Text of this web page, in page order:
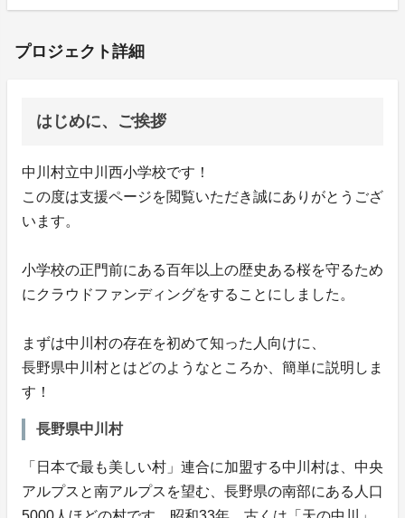
プロジェクト詳細
はじめに、ご挨拶
中川村立中川西小学校です！
この度は支援ページを閲覧いただき誠にありがとうござ
います。
小学校の正門前にある百年以上の歴史ある桜を守るため
にクラウドファンディングをすることにしました。
まずは中川村の存在を初めて知った人向けに、
長野県中川村とはどのようなところか、簡単に説明しま
す！
長野県中川村
「日本で最も美しい村」連合に加盟する中川村は、中央
アルプスと南アルプスを望む、長野県の南部にある人口